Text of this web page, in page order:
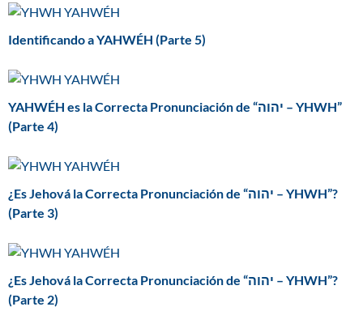
Identificando a YAHWÉH (Parte 5)
YAHWÉH es la Correcta Pronunciación de “יהוה – YHWH”
(Parte 4)
¿Es Jehová la Correcta Pronunciación de “יהוה – YHWH”?
(Parte 3)
¿Es Jehová la Correcta Pronunciación de “יהוה – YHWH”?
(Parte 2)